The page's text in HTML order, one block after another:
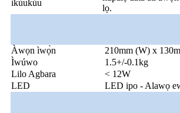
ìkùukùu
lọ.
Àwọn ìwọ̀n
210mm (W) x
Ìwúwo
1.5+/-0.1kg
Lilo Agbara
< 12W
LED
LED ipo - Alawọ